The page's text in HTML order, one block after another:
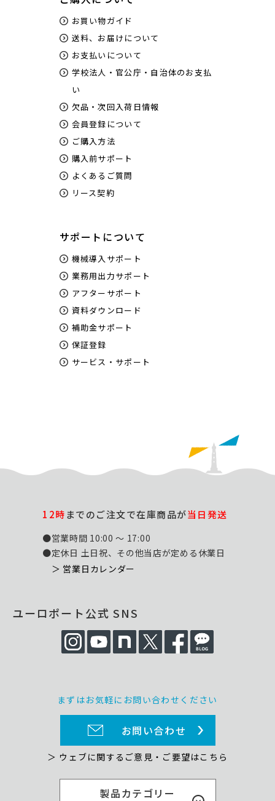
お買い物ガイド
送料、お届けについて
お支払いについて
学校法人・官公庁・自治体のお支払
い
欠品・次回入荷日情報
会員登録について
ご購入方法
購入前サポート
よくあるご質問
リース契約
サポートについて
機械導入サポート
業務用出力サポート
アフターサポート
資料ダウンロード
補助金サポート
保証登録
サービス・サポート
製品カテゴリー
12時までのご注文で在庫商品が当日発送
●営業時間 10:00 ～ 17:00
●定休日 土日祝、その他当店が定める休業日
＞ 営業日カレンダー
ユーロポート公式 SNS
まずはお気軽にお問い合わせください
お問い合わせ
＞ ウェブに関するご意見・ご要望はこちら